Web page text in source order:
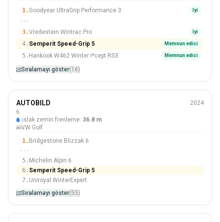
1. Goodyear UltraGrip Performance 3 Iyi
···
3.Vredestein Wintrac Pro Iyi
4. Semperit Speed-Grip 5 Memnun edici
5. Hankook W462 Winter i*cept RS3 Memnun edici
Sıralamayı göster(16)
205/55 R16
#6 Içinden 55 Lastikler
AUTOBILD
2024
6.
ıslak zemin frenleme: 36.8 m
VW Golf
1. Bridgestone Blizzak 6
···
5. Michelin Alpin 6
6. Semperit Speed-Grip 5
7. Uniroyal WinterExpert
Sıralamayı göster(55)